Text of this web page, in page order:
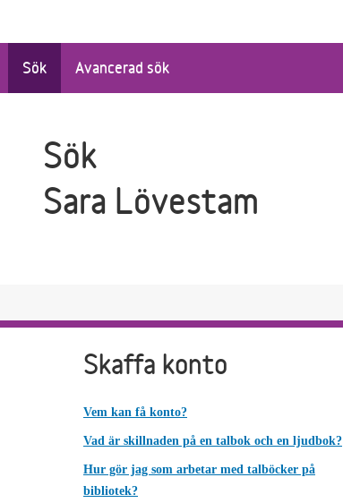
Sök Avancerad sök
Sök
Sara Lövestam
Skaffa konto
Vem kan få konto?
Vad är skillnaden på en talbok och en ljudbok?
Hur gör jag som arbetar med talböcker på
bibliotek?